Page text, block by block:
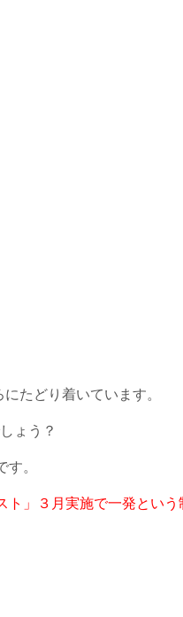
たどり着いています。
ょう？
。
ト」３月実施で一発という